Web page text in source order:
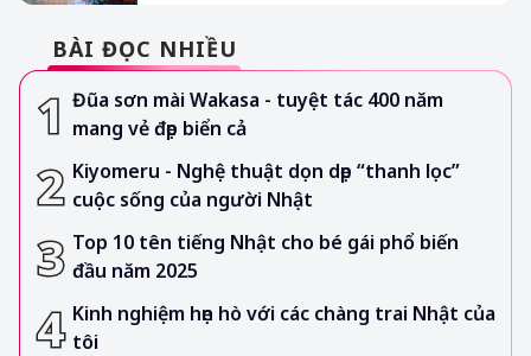
BÀI ĐỌC NHIỀU
Đũa sơn mài Wakasa - tuyệt tác 400 năm
mang vẻ đẹp biển cả
Kiyomeru - Nghệ thuật dọn dẹp “thanh lọc”
cuộc sống của người Nhật
Top 10 tên tiếng Nhật cho bé gái phổ biến
đầu năm 2025
Kinh nghiệm hẹn hò với các chàng trai Nhật của
tôi